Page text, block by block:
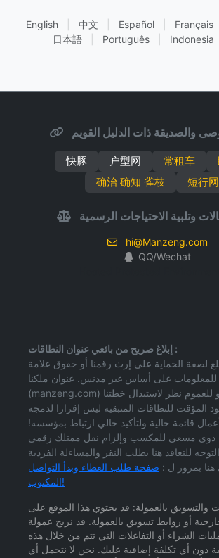
English 中文 Español Français
日本語
Português Indonesia
والصديقة ذات الدليل القويم
快豚 户型网 常租车
确治 确知 雀枝
短行网
وتلبية الاحتياجات الرسمية
hi@Manzeng.com
QQ/Wechat
إبلاغ صريح من بائعي عنوان النطاقات :
لصفة الحماية على إرث رقمنا أو حقوق علامة
للمعلومات على أساس غير مدنس. عنوان ملكنا
(manzeng.com) معروض للتو للعموم نظر لاستبدال خطتنا
المؤقت للنطاقات المتبقيه ليس إقرارا لدمجه
قائمة حالية ولتأكيد خالي ارتباط بمؤسسه!
ذوي مسعى للمكسب وإلزام نقل ممتلك رقمي
للتعاقد هنا بطلب النقر والمساءلة الفردية
بمرور ل : صفحة طلب العطاء وبدأ التواصل
المكتوب!
والتسويق بالعمولة: قد يحتوي هذا الموقع على
أو روابط تسويق بالعمولة. قد نربح عمولة
الشراء أو التفاعلات التي تتم من خلال هذه
دون أي تكلفة إضافية عليك. نحن لا نتحمل أي